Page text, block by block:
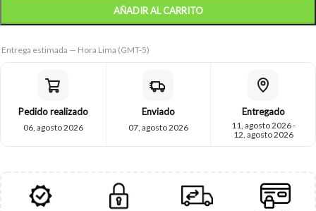
AÑADIR AL CARRITO
Entrega estimada — Hora Lima (GMT-5)
Pedido realizado
06, agosto 2026
Enviado
07, agosto 2026
Entregado
11, agosto 2026 -
12, agosto 2026